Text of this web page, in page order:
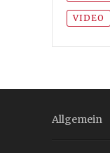
VIDEO
Allgemein